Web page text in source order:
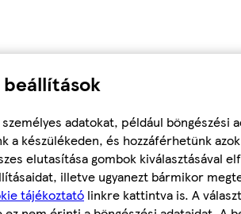
adatokat, például böngészési
a készülékeden, és hozzáférhetünk
elutasítása gombok kiválasztásával
illetve ugyanezt bármikor
tájékoztató linkre kattintva is. A